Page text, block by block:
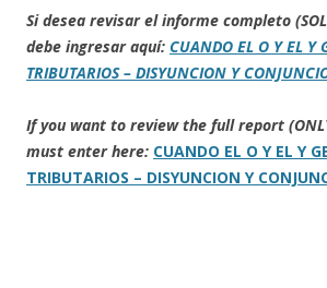
Si desea revisar el informe completo
debe ingresar aquí: CUANDO EL O Y EL Y
TRIBUTARIOS – DISYUNCION Y
If you want to review the full report
must enter here: CUANDO EL O Y EL Y
TRIBUTARIOS – DISYUNCION Y